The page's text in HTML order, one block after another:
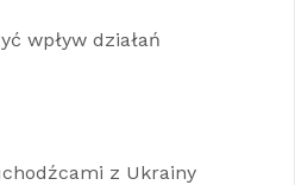
wpływ działań
z Ukrainy